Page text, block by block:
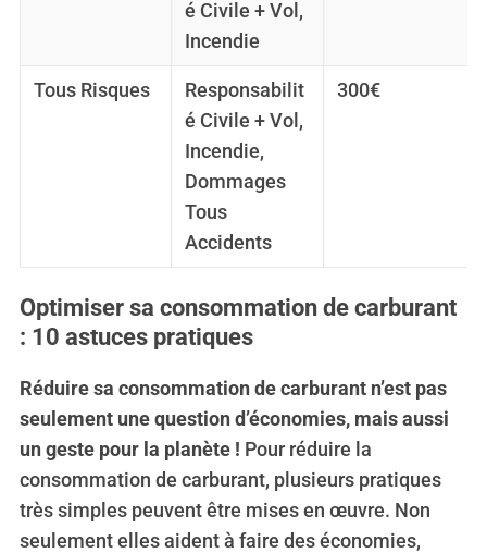
é Civile + Vol,
Incendie
Tous Risques
Responsabilit
é Civile + Vol,
Incendie,
Dommages
Tous
Accidents
300€
Optimiser sa consommation de carburant
: 10 astuces pratiques
Réduire sa consommation de carburant n’est pas
seulement une question d’économies, mais aussi
un geste pour la planète ! Pour réduire la
consommation de carburant, plusieurs pratiques
très simples peuvent être mises en œuvre. Non
seulement elles aident à faire des économies,